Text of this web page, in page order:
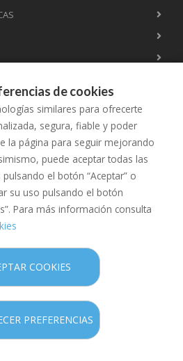
de l'Aigua -Diseño web
de cookies
similares para ofrecerte
segura, fiable y poder
la página para seguir mejorando
puede aceptar todas las
el botón “Aceptar” o
su uso pulsando el botón
Para más información consulta
COOKIES
PREFERENCIAS